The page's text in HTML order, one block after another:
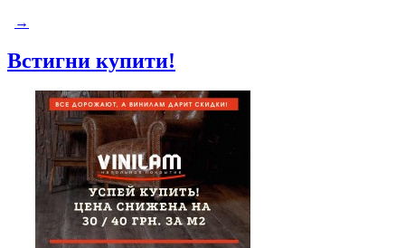
→
Встигни купити!